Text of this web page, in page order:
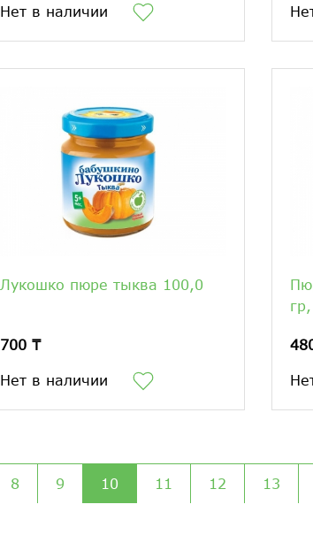
Нет в наличии
Лукошко пюре тыква 100,0
700 ₸
Нет в наличии
8 9 10 11 12 13